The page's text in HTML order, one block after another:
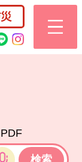
川市公式ホー
式Twitter
市公式
川市公式
桜川市公式
PDF
音声検索